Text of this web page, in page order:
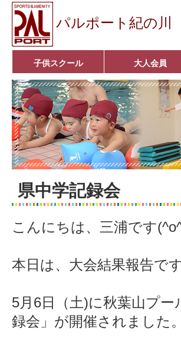
パルポート紀の川
子供スクール
ベビーコース
幼児コース
小学生コース
育成コース
選手コース
キッズパーク(体操教室)
子どもダンス教室
■入会案内■
大人会員
アクア悠々クラブ
いきいきコース
■入会案内■
県中学記録会
こんにちは、三浦です
本日は、大会結果報告です
5月6日（土)に秋葉山プ
録会」が開催されました。